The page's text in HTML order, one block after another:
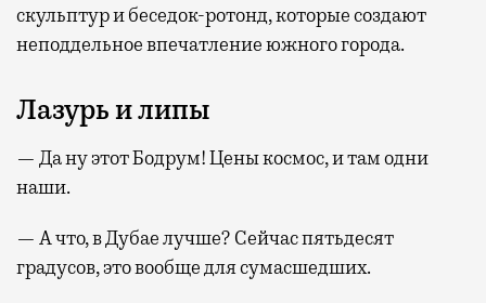
скульптур и беседок-ротонд, которые создают
неподдельное впечатление южного города.
Лазурь и липы
— Да ну этот Бодрум! Цены космос, и там одни
наши.
— А что, в Дубае лучше? Сейчас пятьдесят
градусов, это вообще для сумасшедших.